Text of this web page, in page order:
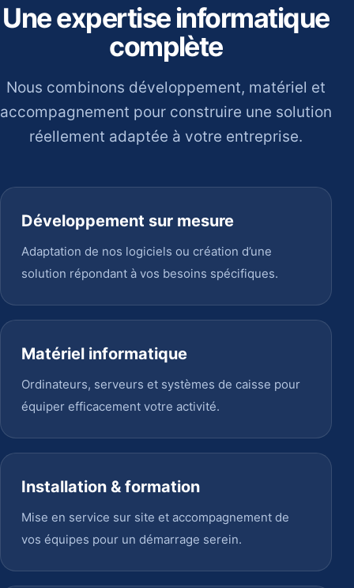
Une expertise informatique
complète
Nous combinons développement, matériel et
accompagnement pour construire une solution
réellement adaptée à votre entreprise.
Développement sur mesure
Adaptation de nos logiciels ou création d’une
solution répondant à vos besoins spécifiques.
Matériel informatique
Ordinateurs, serveurs et systèmes de caisse pour
équiper efficacement votre activité.
Installation & formation
Mise en service sur site et accompagnement de
vos équipes pour un démarrage serein.